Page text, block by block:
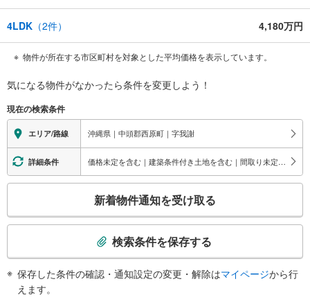
4LDK （2件） 4,180万円
物件が所在する市区町村を対象とした平均価格を表示しています。
気になる物件がなかったら条件を変更しよう！
現在の検索条件
エリア/路線 沖縄県｜中頭郡西原町｜字我謝
詳細条件 価格未定を含む｜建築条件付き土地を含む｜間取り未定を含む
検
新着物件通知を受け取る
検索条件を保存する
保存した条件の確認・通知設定の変更・解除はマイページから行
えます。